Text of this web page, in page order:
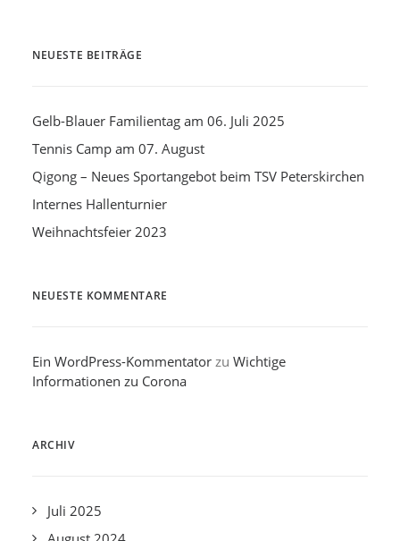
NEUESTE BEITRÄGE
Gelb-Blauer Familientag am 06. Juli 2025
Tennis Camp am 07. August
Qigong – Neues Sportangebot beim TSV Peterskirchen
Internes Hallenturnier
Weihnachtsfeier 2023
NEUESTE KOMMENTARE
Ein WordPress-Kommentator zu Wichtige
Informationen zu Corona
ARCHIV
Juli 2025